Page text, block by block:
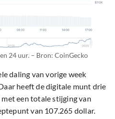
24 uur. – Bron: CoinGecko
daling van vorige week
heeft de digitale munt drie
een totale stijging van
van 107.265 dollar.